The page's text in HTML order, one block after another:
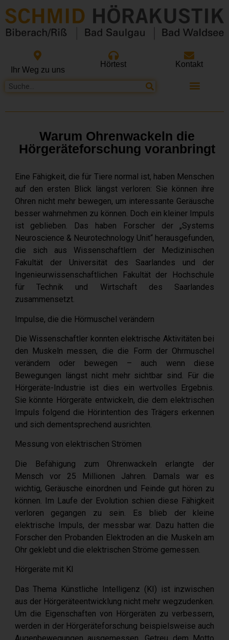
Ihr Weg zu uns
Hörtest Kontakt
Warum Ohrenwackeln die
Hörgeräteforschung voranbringt
Eine Fähigkeit, die für Tiere normal ist, haben Menschen
auf den ersten Blick längst verloren: Sie können ihre
Ohren nicht mehr bewegen, um interessante Geräusche
besser wahrnehmen zu können. Doch ein kleiner Impuls
ist geblieben. Das haben Forscher der „Systems
Neuroscience & Neurotechnology Unit“ herausgefunden,
die sich aus Wissenschaftlern der Medizinischen
Fakultät der Universität des Saarlandes und der
Ingenieurwissenschaftlichen Fakultät der Hochschule
für Technik und Wirtschaft des Saarlandes
zusammensetzt.
Impulse, die die Hörmuschel verändern
Die Wissenschaftler konnten elektrische Aktivitäten bei
den Muskeln messen, die die Form der Ohrmuschel
verändern oder bewegen – auch wenn diese
Bewegungen längst nicht mehr sichtbar sind. Für die
Hörgeräte-Industrie ist dies ein wertvolles Ergebnis.
Sie könnte Hörgeräte entwickeln, die dem elektrischen
Impuls folgend die Hörintention des Trägers erkennen
und sich dementsprechend ausrichten.
Messung von elektrischen Strömen
Die Befähigung zum Ohrenwackeln erlangte der
Mensch vor 25 Millionen Jahren. Damals war es
wichtig, Geräusche einordnen und Feinde gut hören zu
können. Im Laufe der Evolution schien diese Fähigkeit
verloren gegangen zu sein. Es blieb der kleine
elektrische Impuls, der messbar war. Dazu hatten die
Forscher den Probanden Elektroden an die Muskeln am
Ohr geklebt und die elektrischen Ströme gemessen.
Hörgeräte mit KI
Das Thema Künstliche Intelligenz (KI) ist inzwischen
aus der Hörgeräteentwicklung nicht mehr wegzudenken.
Um die Eigenschaften von Hörgeräten zu verbessern,
werden in der Hörgeräteforschung beispielsweise auch
Augenbewegungen ausgemessen. Getreu dem Motto